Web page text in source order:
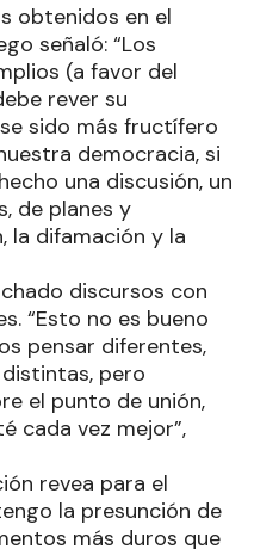
obtenidos en el
señaló: “Los
(a favor del
rever su
sido más fructífero
democracia, si
una discusión, un
de planes y
la difamación y la
discursos con
“Esto no es bueno
pensar diferentes,
pero
el punto de unión,
cada vez mejor”,
revea para el
la presunción de
más duros que